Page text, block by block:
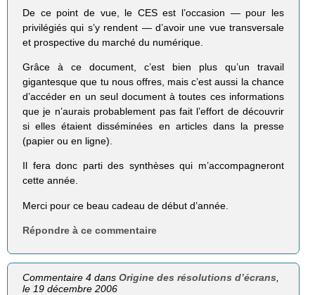
De ce point de vue, le CES est l’occasion — pour les
privilégiés qui s’y rendent — d’avoir une vue transversale
et prospective du marché du numérique.
Grâce à ce document, c’est bien plus qu’un travail
gigantesque que tu nous offres, mais c’est aussi la chance
d’accéder en un seul document à toutes ces informations
que je n’aurais probablement pas fait l’effort de découvrir
si elles étaient disséminées en articles dans la presse
(papier ou en ligne).
Il fera donc parti des synthèses qui m’accompagneront
cette année.
Merci pour ce beau cadeau de début d’année.
Répondre à ce commentaire
Commentaire 4 dansOrigine des résolutions d’écrans
le 19 décembre 2006